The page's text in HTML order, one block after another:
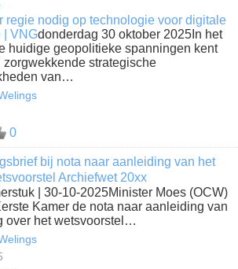
regie nodig op technologie voor digitale
| VNGdonderdag 30 oktober 2025In het
huidige geopolitieke spanningen kent
zorgwekkende strategische
van…
0
bij nota naar aanleiding van het
Archiefwet 20xx
| 30-10-2025Minister Moes (OCW)
Kamer de nota naar aanleiding van
over het wetsvoorstel…